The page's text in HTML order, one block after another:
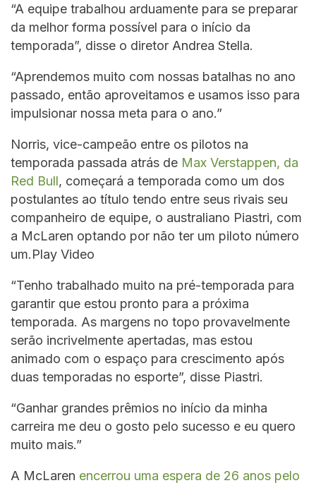
“A equipe trabalhou arduamente para se preparar
da melhor forma possível para o início da
temporada”, disse o diretor Andrea Stella.
“Aprendemos muito com nossas batalhas no ano
passado, então aproveitamos e usamos isso para
impulsionar nossa meta para o ano.”
Norris, vice-campeão entre os pilotos na
temporada passada atrás de Max Verstappen, da
Red Bull, começará a temporada como um dos
postulantes ao título tendo entre seus rivais seu
companheiro de equipe, o australiano Piastri, com
a McLaren optando por não ter um piloto número
um.Play Video
“Tenho trabalhado muito na pré-temporada para
garantir que estou pronto para a próxima
temporada. As margens no topo provavelmente
serão incrivelmente apertadas, mas estou
animado com o espaço para crescimento após
duas temporadas no esporte”, disse Piastri.
“Ganhar grandes prêmios no início da minha
carreira me deu o gosto pelo sucesso e eu quero
muito mais.”
A McLaren encerrou uma espera de 26 anos pelo